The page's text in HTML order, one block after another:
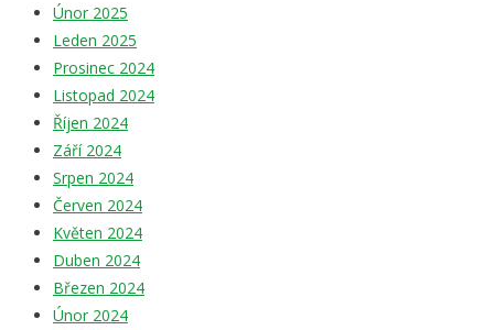
Únor 2025
Leden 2025
Prosinec 2024
Listopad 2024
Říjen 2024
Září 2024
Srpen 2024
Červen 2024
Květen 2024
Duben 2024
Březen 2024
Únor 2024